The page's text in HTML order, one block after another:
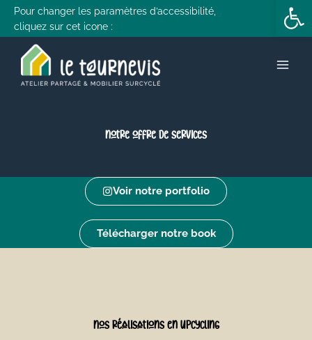
Ouvrir
principal
Aller
contenu
Pour changer les paramètres d’accessibilité,
cliquez sur cet icone :
Notre offre de services
Voir notre portfolio
Télécharger notre book
Nos réalisations en upcycling